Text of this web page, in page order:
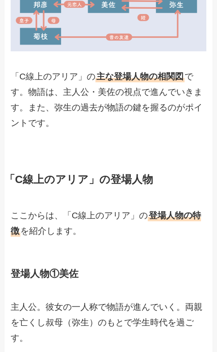
「C線上のアリア」の主な登場人物の相関図で
す。物語は、主人公・美佐の視点で進んでいきま
す。また、弥生の過去が物語の鍵を握るのがポイ
ントです。
「C線上のアリア」の登場人物
ここからは、「C線上のアリア」の登場人物の特
徴を紹介します。
登場人物①美佐
主人公。彼女の一人称で物語が進んでいく。両親
を亡くし叔母（弥生）のもとで学生時代を過ご
す。